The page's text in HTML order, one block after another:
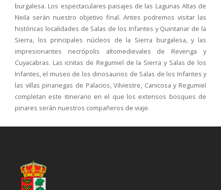
burgalesa. Los espectaculares paisajes de las Lagunas Altas de
Neila serán nuestro objetivo final. Antes podremos visitar las
históricas localidades de Salas de los Infantes y Quintanar de la
Sierra, los principales núcleos de la Sierra burgalesa, y las
impresionantes necrópolis altomedievales de Revenga y
Cuyacabras. Las icnitas de Regumiel de la Sierra y Salas de los
Infantes, el museo de los dinosaurios de Salas de los Infantes y
las villas pinariegas de Palacios, Vilviestre, Canicosa y Regumiel
completan este itinerario en el que los extensos bosques de
pinares serán nuestros compañeros de viaje.